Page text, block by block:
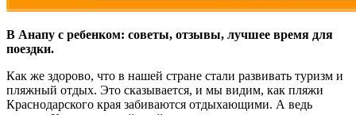
В Анапу с ребенком: советы, отзывы, лучшее время для
поездки.
Как же здорово, что в нашей стране стали развивать туризм и
пляжный отдых. Это сказывается, и мы видим, как пляжи
Краснодарского края забиваются отдыхающими. А ведь